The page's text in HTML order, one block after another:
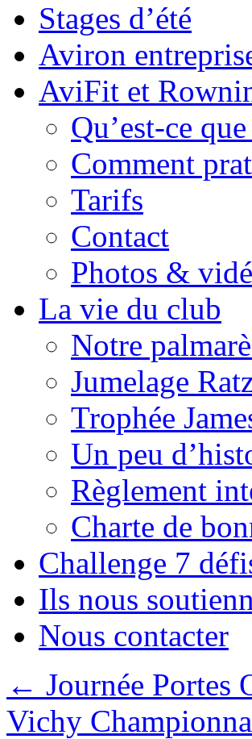
Stages d’été
Aviron
AviFit et
Qu’est-ce que
Comment
Tarifs
Contact
Photos &
La vie du club
Notre
Jumelage
Trophée
Un peu
Règlement
Charte de
Challenge 7
Ils nous
Nous contacter
← Journée Portes
Vichy